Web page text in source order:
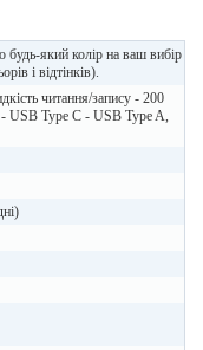
який колір на ваш вибір
і відтінків).
читання/запису - 200
USB Type C - USB Type A,